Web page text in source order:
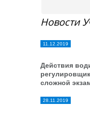
Новости
11.12.2019
Действия
сложной
28.11.2019